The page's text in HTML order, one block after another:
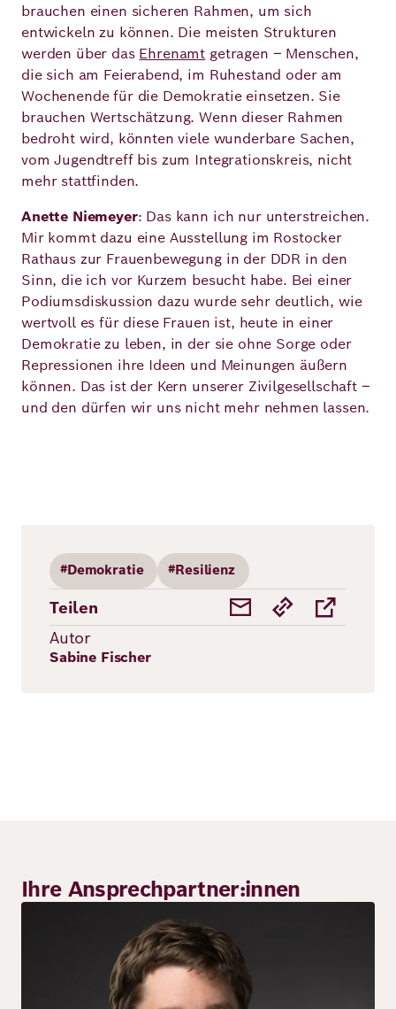
brauchen einen sicheren Rahmen, um sich
entwickeln zu können. Die meisten Strukturen
werden über das Ehrenamt getragen – Menschen,
die sich am Feierabend, im Ruhestand oder am
Wochenende für die Demokratie einsetzen. Sie
brauchen Wertschätzung. Wenn dieser Rahmen
bedroht wird, könnten viele wunderbare Sachen,
vom Jugendtreff bis zum Integrationskreis, nicht
mehr stattfinden.
Anette Niemeyer: Das kann ich nur unterstreichen.
Mir kommt dazu eine Ausstellung im Rostocker
Rathaus zur Frauenbewegung in der DDR in den
Sinn, die ich vor Kurzem besucht habe. Bei einer
Podiumsdiskussion dazu wurde sehr deutlich, wie
wertvoll es für diese Frauen ist, heute in einer
Demokratie zu leben, in der sie ohne Sorge oder
Repressionen ihre Ideen und Meinungen äußern
können. Das ist der Kern unserer Zivilgesellschaft –
und den dürfen wir uns nicht mehr nehmen lassen.
#Demokratie #Resilienz
Teilen
Autor
Sabine Fischer
Ihre Ansprechpartner:innen
Bild